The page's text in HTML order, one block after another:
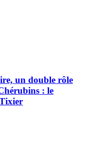
un double rôle
: le